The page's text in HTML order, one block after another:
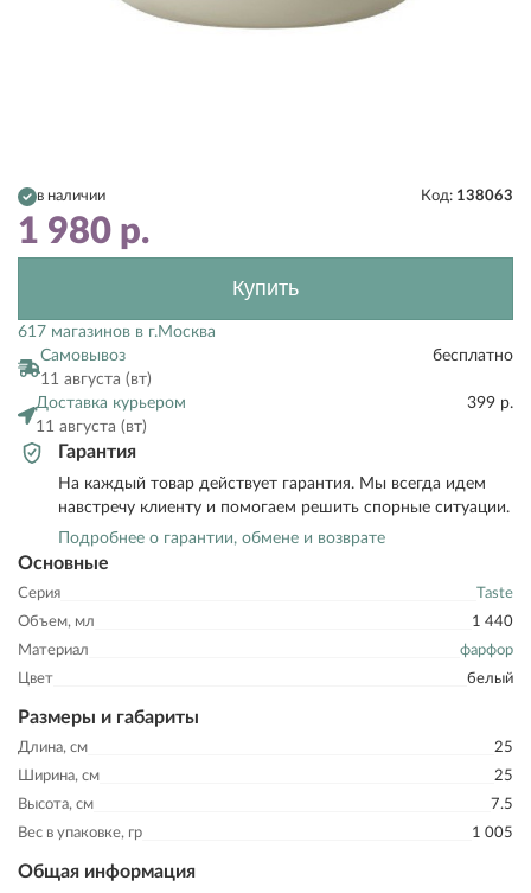
Основные
Серия
Taste
Объем, мл
1 440
Материал
фарфор
Цвет
белый
Размеры и габариты
Длина, см
25
Ширина, см
25
Высота, см
7.5
Вес в упаковке, гр
1 005
Общая информация
в наличии Код: 138063
1 980 р.
Купить
617 магазинов в г.Москва
Самовывоз
11 августа (вт)
бесплатно
Доставка курьером
11 августа (вт)
399 р.
Гарантия
На каждый товар действует гарантия. Мы всегда идем
навстречу клиенту и помогаем решить спорные ситуации.
Подробнее о гарантии, обмене и возврате